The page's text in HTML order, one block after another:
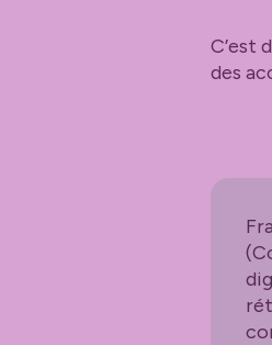
C’est
des